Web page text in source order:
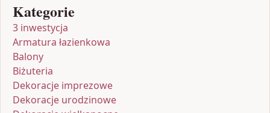
Kategorie
3 inwestycja
Armatura łazienkowa
Balony
Biżuteria
Dekoracje imprezowe
Dekoracje urodzinowe